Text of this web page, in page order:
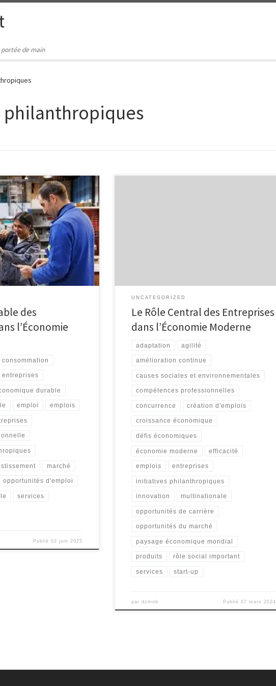
portée de main
l’Économie Mondiale Les
essentiel dans l’économie
de la croissance, de
d’emplois. Qu’il s’agisse
multinationales, les
manière significative au
et social. […]
des
l’Économie
consommation
entreprises
durable
emploi emplois
marché
opportunités d'emploi
services
Publié 02 juin 2025
UNCATEGORIZED
Le Rôle Central des Entreprises
dans l’Économie Moderne
adaptation agilité
amélioration continue
causes sociales et environnementales
compétences professionnelles
concurrence création d'emplois
croissance économique
défis économiques
économie moderne efficacité
emplois entreprises
initiatives philanthropiques
innovation multinationale
opportunités de carrière
opportunités du marché
paysage économique mondial
produits rôle social important
services start-up
pardzmob Publié 07 mars 2024